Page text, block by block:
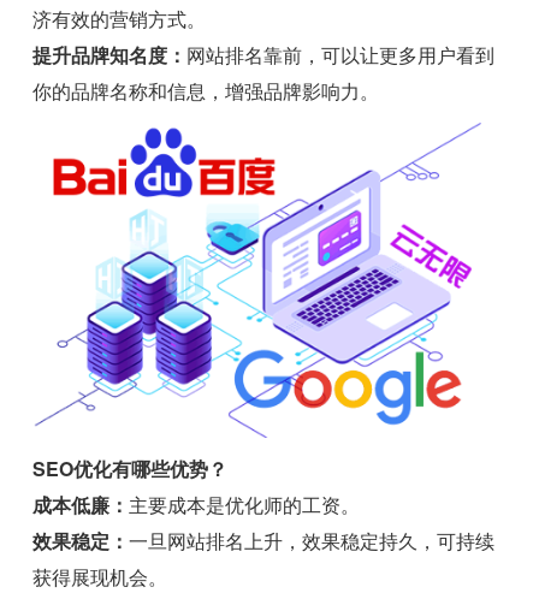
济有效的营销方式。
提升品牌知名度： 网站排名靠前，可以让更多用户看到
你的品牌名称和信息，增强品牌影响力。
SEO优化有哪些优势？
成本低廉： 主要成本是优化师的工资。
效果稳定：一旦网站排名上升，效果稳定持久，可持续
获得展现机会。